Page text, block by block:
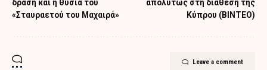
δράση και η θυσία του
«Σταυραετού του Μαχαιρά»
απολύτως στη διάθεση της
Κύπρου (ΒΙΝΤΕΟ)
Leave a comment